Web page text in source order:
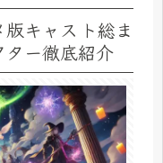
版キャスト総ま
ター徹底紹介